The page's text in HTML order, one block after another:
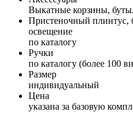
Выкатные корзины,
Пристеночный плинтус,
освещение
по каталогу
Ручки
по каталогу (более 100
Размер
индивидуальный
Цена
указана за базовую